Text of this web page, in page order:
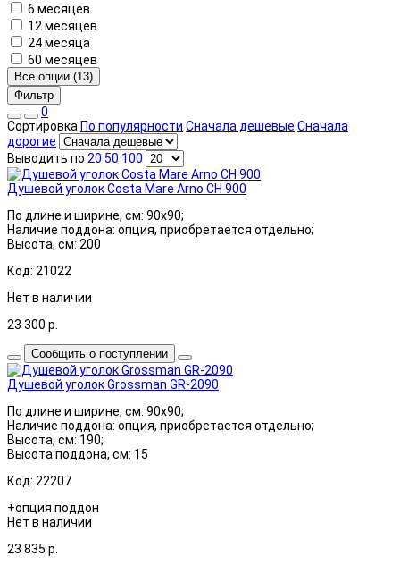
6 месяцев
12 месяцев
24 месяца
60 месяцев
Все опции (13)
Фильтр
0
Сортировка По популярности Сначала дешевые Сначала
дорогие
Выводить по 20 50 100
Душевой уголок Costa Mare Arno CH 900
По длине и ширине, см: 90x90;
Наличие поддона: опция, приобретается отдельно;
Высота, см: 200
Код: 21022
Нет в наличии
23 300 р.
Сообщить о поступлении
Душевой уголок Grossman GR-2090
По длине и ширине, см: 90x90;
Наличие поддона: опция, приобретается отдельно;
Высота, см: 190;
Высота поддона, см: 15
Код: 22207
+опция поддон
Нет в наличии
23 835 р.